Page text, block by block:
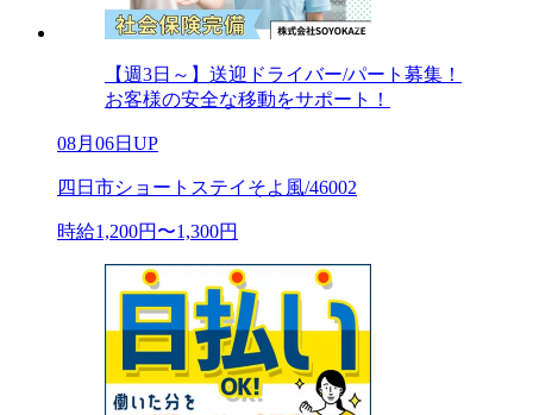
【週3日～】送迎ドライバー/パート募集！
お客様の安全な移動をサポート！
08月06日UP
四日市ショートステイそよ風/46002
時給1,200円〜1,300円